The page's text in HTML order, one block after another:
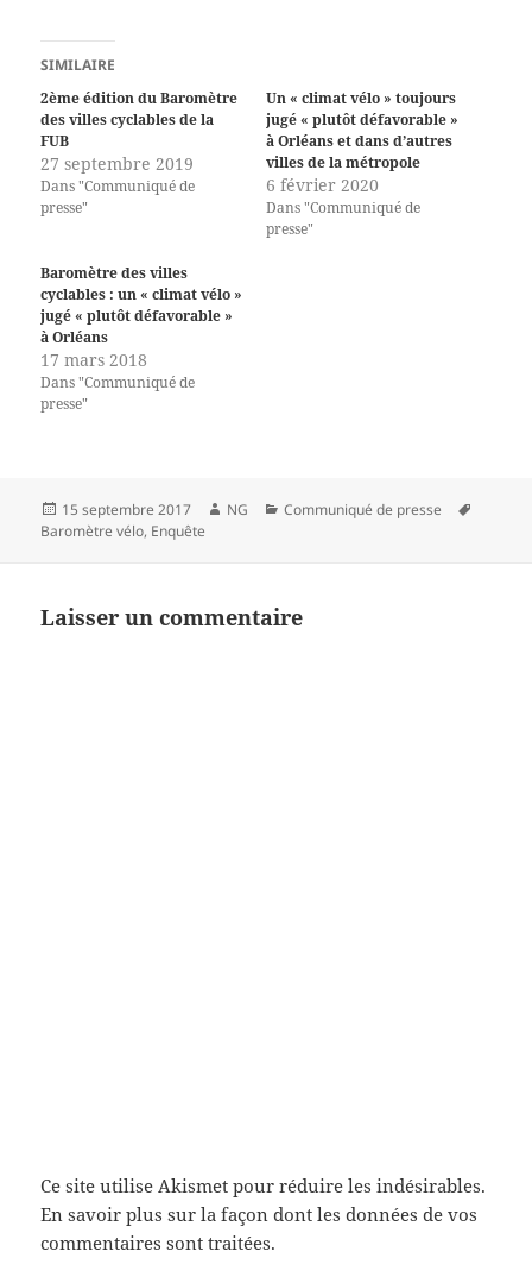
SIMILAIRE
2ème édition du Baromètre
des villes cyclables de la
FUB
27 septembre 2019
Dans "Communiqué de
presse"
Un « climat vélo » toujours
jugé « plutôt défavorable »
à Orléans et dans d’autres
villes de la métropole
6 février 2020
Dans "Communiqué de
presse"
Baromètre des villes
cyclables : un « climat vélo »
jugé « plutôt défavorable »
à Orléans
17 mars 2018
Dans "Communiqué de
presse"
Publié
le
15 septembre 2017 Auteur
NG Catégories
Communiqué de presse
Baromètre vélo, Enquête
Laisser un commentaire
Ce site utilise Akismet pour réduire les indésirables.
En savoir plus sur la façon dont les données de vos
commentaires sont traitées.